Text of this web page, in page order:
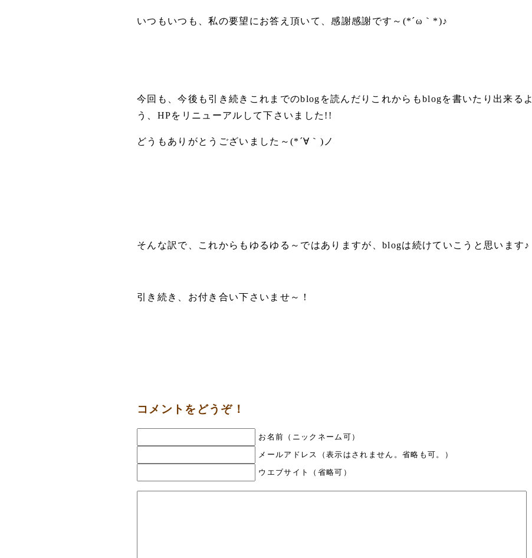
いつもいつも、私の要望にお答え頂いて、感謝感謝です～(*´ω｀*)♪
今回も、今後も引き続きこれまでのblogを読んだりこれからもblogを書いたり出来るよ
う、HPをリニューアルして下さいました!!
どうもありがとうございました～(*´∀｀)ノ
そんな訳で、これからもゆるゆる～ではありますが、blogは続けていこうと思います♪
引き続き、お付き合い下さいませ～！
コメントをどうぞ！
お名前（ニックネーム可）
メールアドレス（表示はされません。省略も可。）
ウエブサイト（省略可）